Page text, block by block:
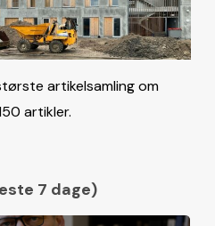
artikelsamling om
artikler.
7 dage)